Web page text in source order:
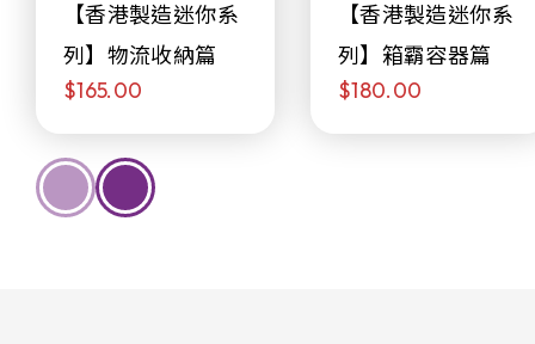
【香港製造迷你系
列】物流收納篇
$165.00
【香港製造迷你系
列】箱霸容器篇
$180.00